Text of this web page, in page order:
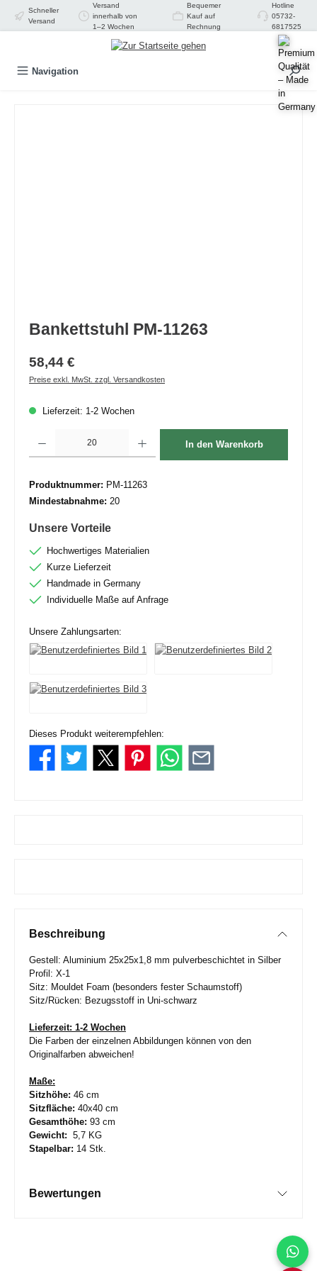
springen
Schneller
Versand
Versand
innerhalb von
1–2 Wochen
Bequemer
Kauf auf
Rechnung
Hotline
05732-
6817525
Navigation
Bankettstuhl PM-11263
58,44 €
Preise exkl. MwSt. zzgl. Versandkosten
Lieferzeit: 1-2 Wochen
In den Warenkorb
Produktnummer: PM-11263
Mindestabnahme: 20
Unsere Vorteile
Hochwertiges Materialien
Kurze Lieferzeit
Handmade in Germany
Individuelle Maße auf Anfrage
Unsere Zahlungsarten:
Dieses Produkt weiterempfehlen:
Beschreibung
Gestell: Aluminium 25x25x1,8 mm pulverbeschichtet in Silber
Profil: X-1
Sitz: Mouldet Foam (besonders fester Schaumstoff)
Sitz/Rücken: Bezugsstoff in Uni-schwarz
Lieferzeit: 1-2 Wochen
Die Farben der einzelnen Abbildungen können von den
Originalfarben abweichen!
Maße:
Sitzhöhe: 46 cm
Sitzfläche: 40x40 cm
Gesamthöhe: 93 cm
Gewicht: 5,7 KG
Stapelbar: 14 Stk.
Bewertungen